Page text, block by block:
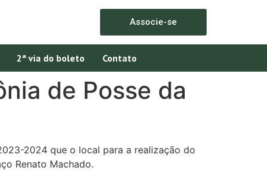
Associe-se
2ª via do boleto Contato
de Posse da
2024 que o local para a realização do
Renato Machado.